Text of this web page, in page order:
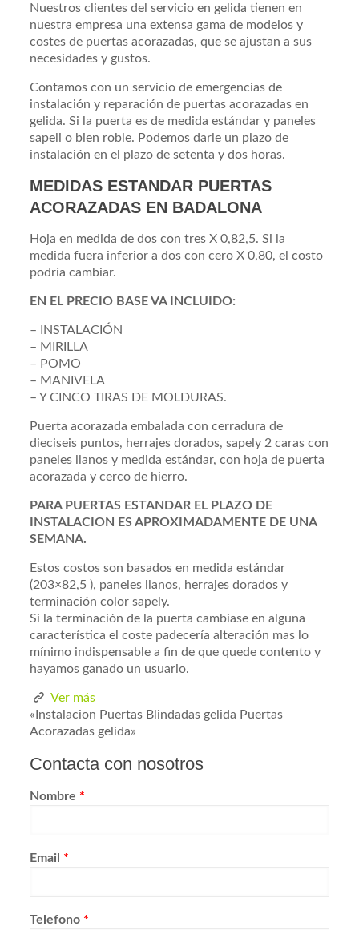
Nuestros clientes del servicio en gelida tienen en
nuestra empresa una extensa gama de modelos y
costes de puertas acorazadas, que se ajustan a sus
necesidades y gustos.
Contamos con un servicio de emergencias de
instalación y reparación de puertas acorazadas en
gelida. Si la puerta es de medida estándar y paneles
sapeli o bien roble. Podemos darle un plazo de
instalación en el plazo de setenta y dos horas.
MEDIDAS ESTANDAR PUERTAS
ACORAZADAS EN BADALONA
Hoja en medida de dos con tres X 0,82,5. Si la
medida fuera inferior a dos con cero X 0,80, el costo
podría cambiar.
EN EL PRECIO BASE VA INCLUIDO:
– INSTALACIÓN
– MIRILLA
– POMO
– MANIVELA
– Y CINCO TIRAS DE MOLDURAS.
Puerta acorazada embalada con cerradura de
dieciseis puntos, herrajes dorados, sapely 2 caras con
paneles llanos y medida estándar, con hoja de puerta
acorazada y cerco de hierro.
PARA PUERTAS ESTANDAR EL PLAZO DE
INSTALACION ES APROXIMADAMENTE DE UNA
SEMANA.
Estos costos son basados en medida estándar
(203×82,5 ), paneles llanos, herrajes dorados y
terminación color sapely.
Si la terminación de la puerta cambiase en alguna
característica el coste padecería alteración mas lo
mínimo indispensable a fin de que quede contento y
hayamos ganado un usuario.
Ver más
«Instalacion Puertas Blindadas gelida Puertas
Acorazadas gelida»
Contacta con nosotros
Nombre *
Email *
Telefono *